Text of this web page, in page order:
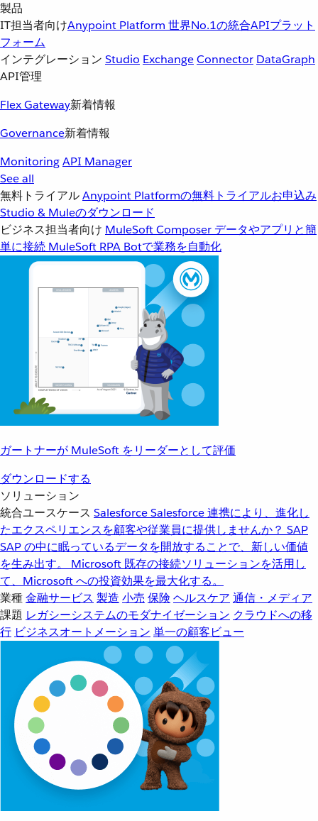
製品
IT担当者向けAnypoint Platform 世界No.1の統合APIプラット
フォーム
インテグレーション Studio ExchangeConnector DataGraph
API管理
Flex Gateway新着情報
Governance新着情報
MonitoringAPI Manager
See all
無料トライアルAnypoint Platformの無料トライアルお申込み
Studio & Muleのダウンロード
ビジネス担当者向け MuleSoft Composer データやアプリと簡
単に接続 MuleSoft RPA Botで業務を自動化
ガートナーが MuleSoft をリーダーとして評価
ダウンロードする
ソリューション
統合ユースケース SalesforceSalesforce 連携により、進化し
たエクスペリエンスを顧客や従業員に提供しませんか？ SAP
SAP の中に眠っているデータを開放することで、新しい価値
を生み出す。
Microsoft 既存の接続ソリューションを活用し
て、Microsoft への投資効果を最大化する。
業種金融サービス 製造 小売 保険 ヘルスケア 通信・メディア
課題 レガシーシステムのモダナイゼーション クラウドへの移
行 ビジネスオートメーション 単一の顧客ビュー